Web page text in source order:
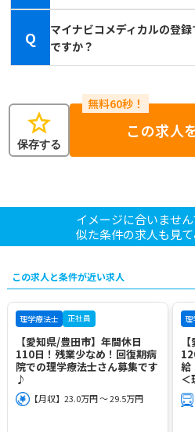
Q
マイナビコメディカルの登
ですか？
star
保存する
この求人
イメージに合いませ
似た条件の求人も見
この求人と条件が近い求人
理学療法士 正社員
【愛知県/豊田市】年間休日
110日！残業少なめ！回復期病
院での理学療法士さん募集です
♪
【月収】23.0万円 ～ 29.5万円
理
給
＜